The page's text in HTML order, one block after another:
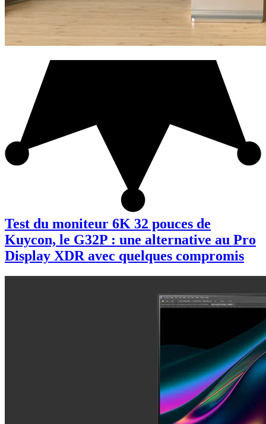
Test du moniteur 6K 32 pouces de
Kuycon, le G32P : une alternative au Pro
Display XDR avec quelques compromis